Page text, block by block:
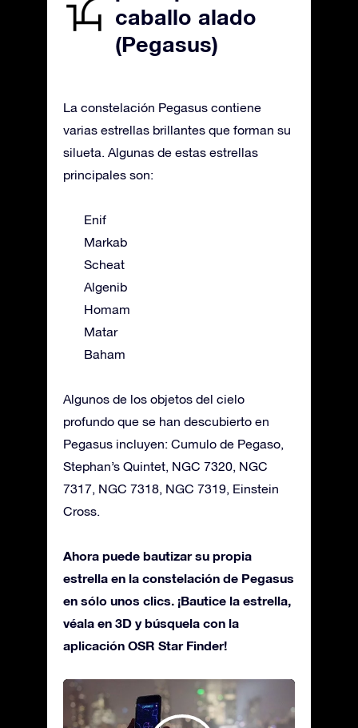
caballo alado
(Pegasus)
La constelación Pegasus contiene
varias estrellas brillantes que forman su
silueta. Algunas de estas estrellas
principales son:
Enif
Markab
Scheat
Algenib
Homam
Matar
Baham
Algunos de los objetos del cielo
profundo que se han descubierto en
Pegasus incluyen: Cumulo de Pegaso,
Stephan’s Quintet, NGC 7320, NGC
7317, NGC 7318, NGC 7319, Einstein
Cross.
Ahora puede bautizar su propia
estrella en la constelación de Pegasus
en sólo unos clics. ¡Bautice la estrella,
véala en 3D y búsquela con la
aplicación OSR Star Finder!